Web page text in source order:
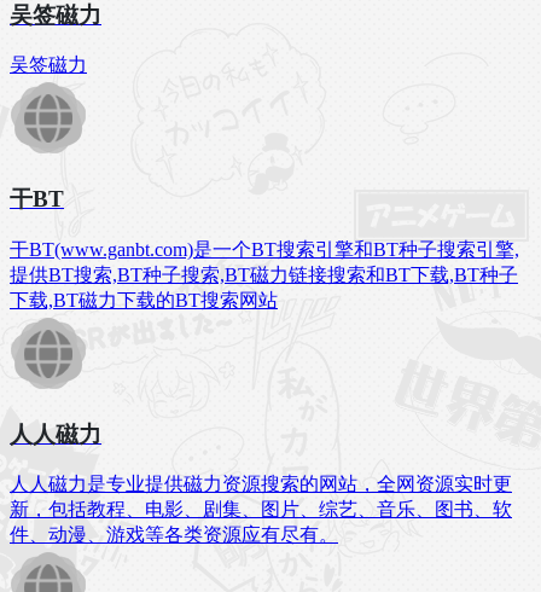
吴签磁力
吴签磁力
干BT
干BT(www.ganbt.com)是一个BT搜索引擎和BT种子搜索引擎,
提供BT搜索,BT种子搜索,BT磁力链接搜索和BT下载,BT种子
下载,BT磁力下载的BT搜索网站
人人磁力
人人磁力是专业提供磁力资源搜索的网站，全网资源实时更
新，包括教程、电影、剧集、图片、综艺、音乐、图书、软
件、动漫、游戏等各类资源应有尽有。